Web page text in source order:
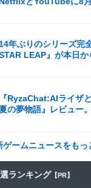
年ぶりのシリーズ完
LEAP』が本日か
『RyzaChat:AIライザ
の夢物語』レビュー
ゲームニュースをもっ
ランキング 【PR】